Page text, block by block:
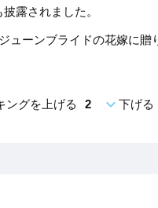
露されました。
ューンブライドの花嫁に贈
ングを上げる 2 expand_more下げる